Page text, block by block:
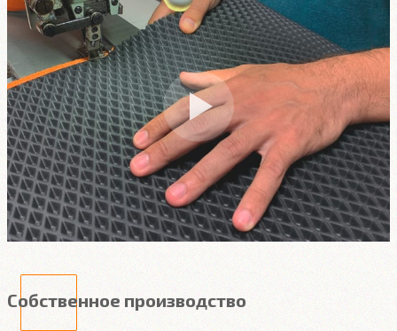
Собственное производство